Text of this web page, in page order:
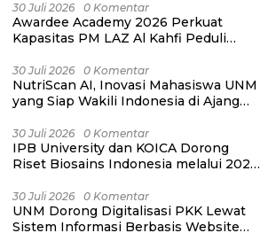
30 Juli 2026 0 Komentar
Awardee Academy 2026 Perkuat
Kapasitas PM LAZ Al Kahfi Peduli
Connections
30 Juli 2026 0 Komentar
NutriScan AI, Inovasi Mahasiswa UNM
yang Siap Wakili Indonesia di Ajang
30 Juli 2026 0 Komentar
IPB University dan KOICA Dorong
Riset Biosains Indonesia melalui 2026
30 Juli 2026 0 Komentar
UNM Dorong Digitalisasi PKK Lewat
Sistem Informasi Berbasis Website